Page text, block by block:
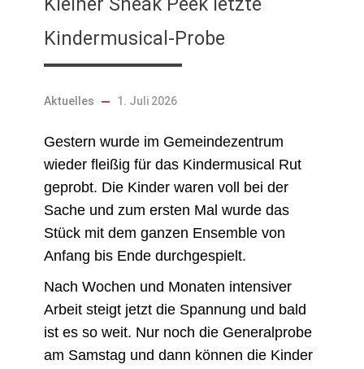
Kindermusical-Probe
Aktuelles 1. Juli 2026
Gestern wurde im Gemeindezentrum
wieder fleißig für das Kindermusical Rut
geprobt. Die Kinder waren voll bei der
Sache und zum ersten Mal wurde das
Stück mit dem ganzen Ensemble von
Anfang bis Ende durchgespielt.
Nach Wochen und Monaten intensiver
Arbeit steigt jetzt die Spannung und bald
ist es so weit. Nur noch die Generalprobe
am Samstag und dann können die Kinder